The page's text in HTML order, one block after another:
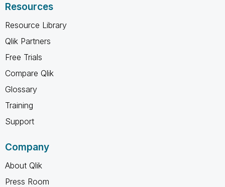
Resources
Resource Library
Qlik Partners
Free Trials
Compare Qlik
Glossary
Training
Support
Company
About Qlik
Press Room